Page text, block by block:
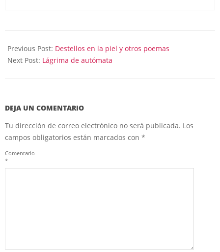
08-
09
Previous Post: Destellos en la piel y otros poemas
Next Post: Lágrima de autómata
DEJA UN COMENTARIO
Tu dirección de correo electrónico no será publicada. Los
campos obligatorios están marcados con *
Comentario
*